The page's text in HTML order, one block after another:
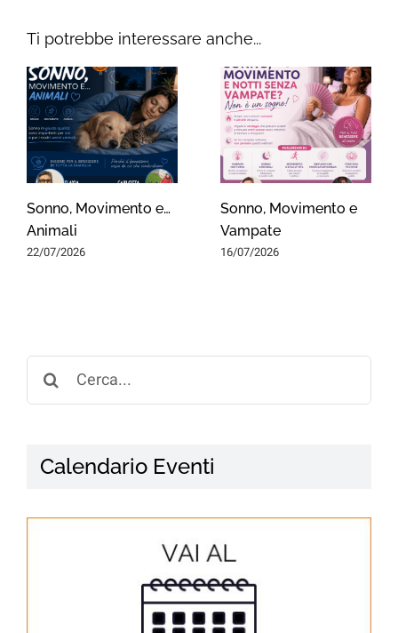
Ti potrebbe interessare anche...
Sonno, Movimento e…
Animali
22/07/2026
Sonno, Movimento e
Vampate
16/07/2026
for:
Calendario Eventi